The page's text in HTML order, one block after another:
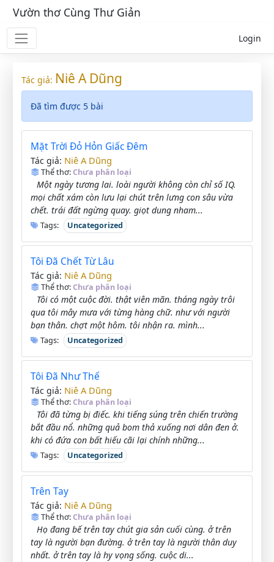
Vườn thơ Cùng Thư Giản
Login
Tác giả: Niê A Dũng
Đã tìm được 5 bài
Mặt Trời Đỏ Hỏn Giấc Đêm
Tác giả: Niê A Dũng
Thể thơ:Chưa phân loại
Một ngày tương lai. loài người không còn chỉ số IQ.
mọi chất xám còn lưu lại chút trên lưng con sâu vừa
chết. trái đất ngừng quay. giọt dung nham...
Tags: Uncategorized
Tôi Đã Chết Từ Lâu
Tác giả: Niê A Dũng
Thể thơ:Chưa phân loại
Tôi có một cuộc đời. thật viên mãn. tháng ngày trôi
qua tôi mây mưa với từng hàng chữ. như với người
bạn thân. chợt một hôm. tôi nhận ra. mình...
Tags: Uncategorized
Tôi Đã Như Thế
Tác giả: Niê A Dũng
Thể thơ:Chưa phân loại
Tôi đã từng bị điếc. khi tiếng súng trên chiến trường
bắt đầu nổ. những quả bom thả xuống nơi dân đen ở.
khi có đứa con bất hiếu cãi lại chính những...
Tags: Uncategorized
Trên Tay
Tác giả: Niê A Dũng
Thể thơ:Chưa phân loại
Họ đang bế trên tay chút gia sản cuối cùng. ở trên
tay là người bạn đường. ở trên tay là người thân duy
nhất. ở trên tay là hy vọng sống. cuộc di...